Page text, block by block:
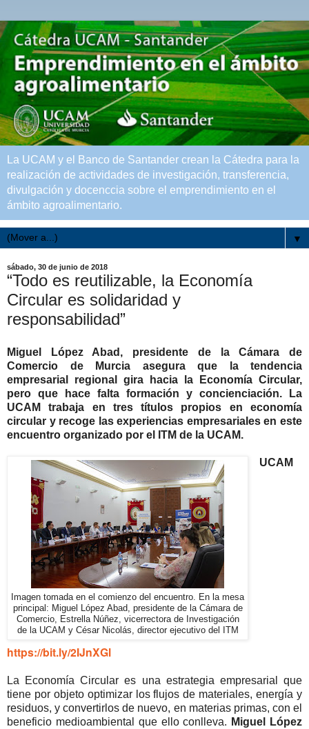
La UCAM y el Banco de Santander crean la Cátedra para la
realización de actividades de investigación, transferencia,
divulgación y docenccia sobre el emprendimiento en el
ámbito agroalimentario.
▼
sábado, 30 de junio de 2018
“Todo es reutilizable, la Economía
Circular es solidaridad y
responsabilidad”
Miguel López Abad, presidente de la Cámara de
Comercio de Murcia asegura que la tendencia
empresarial regional gira hacia la Economía Circular,
pero que hace falta formación y concienciación. La
UCAM trabaja en tres títulos propios en economía
circular y recoge las experiencias empresariales en este
encuentro organizado por el ITM de la UCAM.
Imagen tomada en el comienzo del encuentro. En la mesa
principal: Miguel López Abad, presidente de la Cámara de
Comercio, Estrella Núñez, vicerrectora de Investigación
de la UCAM y César Nicolás, director ejecutivo del ITM
UCAM
https://bit.ly/2IJnXGl
La Economía Circular es una estrategia empresarial que
tiene por objeto optimizar los flujos de materiales, energía y
residuos, y convertirlos de nuevo, en materias primas, con el
beneficio medioambiental que ello conlleva. Miguel López